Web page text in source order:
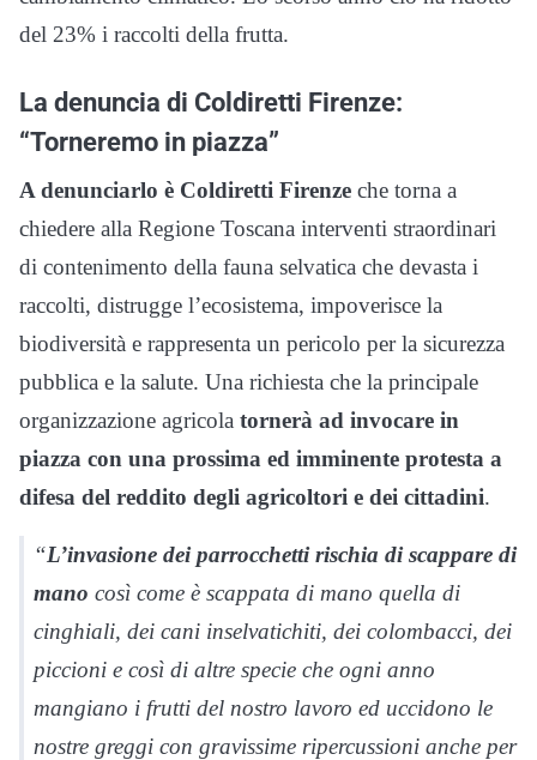
del 23% i raccolti della frutta.
La denuncia di Coldiretti Firenze:
“Torneremo in piazza”
A denunciarlo è Coldiretti Firenze che torna a
chiedere alla Regione Toscana interventi straordinari
di contenimento della fauna selvatica che devasta i
raccolti, distrugge l’ecosistema, impoverisce la
biodiversità e rappresenta un pericolo per la sicurezza
pubblica e la salute. Una richiesta che la principale
organizzazione agricola tornerà ad invocare in
piazza con una prossima ed imminente protesta a
difesa del reddito degli agricoltori e dei cittadini.
“L’invasione dei parrocchetti rischia di scappare di
mano così come è scappata di mano quella di
cinghiali, dei cani inselvatichiti, dei colombacci, dei
piccioni e così di altre specie che ogni anno
mangiano i frutti del nostro lavoro ed uccidono le
nostre greggi con gravissime ripercussioni anche per